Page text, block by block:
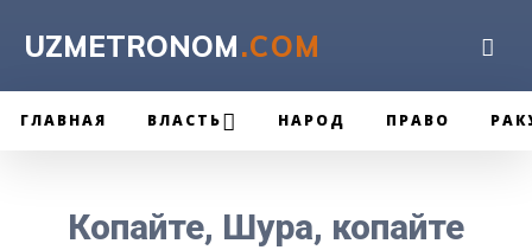
UZMETRONOM.COM
ГЛАВНАЯ ВЛАСТЬ НАРОД ПРАВО
Копайте, Шура, копайте